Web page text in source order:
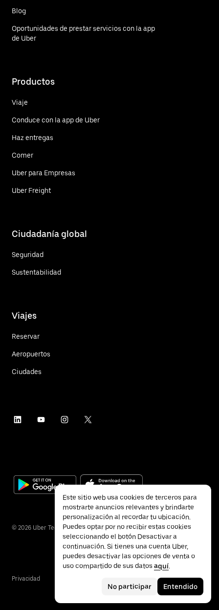
Blog
Oportunidades de prestar servicios con la app
de Uber
Productos
Viaje
Conduce con la app de Uber
Haz entregas
Comer
Uber para Empresas
Uber Freight
Ciudadanía global
Seguridad
Sustentabilidad
Viajes
Reservar
Aeropuertos
Ciudades
© 2026 Uber Technologies Inc.
Privacidad
Este sitio web usa cookies de terceros para
mostrarte anuncios relevantes y brindarte
personalización al recordar tu ubicación.
Puedes optar por no recibir estas cookies
seleccionando el botón Desactivar a
continuación. Si tienes una cuenta Uber,
puedes desactivar las opciones de venta o
uso compartido de sus datos aquí.
No participar Entendido